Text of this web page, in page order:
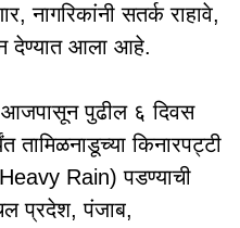
नागरिकांनी सतर्क राहावे,
देण्यात आला आहे.
आजपासून पुढील ६ दिवस
किनारपट्टी
Rain) पडण्याची
प्रदेश, पंजाब,